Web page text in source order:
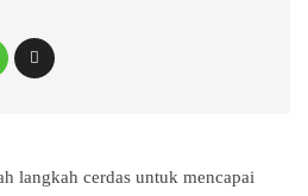
langkah cerdas untuk mencapai